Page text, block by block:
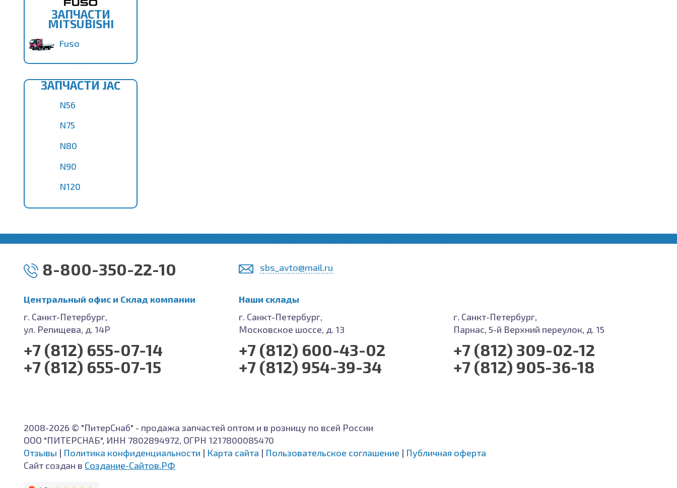
ЗАПЧАСТИ
MITSUBISHI
Fuso
ЗАПЧАСТИ JAC
N56
N75
N80
N90
N120
8-800-350-22-10 sbs_avto@mail.ru
Центральный офис и Cклад компании
г. Санкт-Петербург,
ул. Репищева, д. 14Р
+7 (812) 655-07-14
+7 (812) 655-07-15
Наши склады
г. Санкт-Петербург,
Московское шоссе, д. 13
+7 (812) 600-43-02
+7 (812) 954-39-34
г. Санкт-Петербург,
Парнас, 5-й Верхний переулок, д. 15
+7 (812) 309-02-12
+7 (812) 905-36-18
2008-2026 © "ПитерСнаб" - продажа запчастей оптом и в розницу по всей России
ООО "ПИТЕРСНАБ", ИНН 7802894972, ОГРН 1217800085470
Отзывы | Политика конфиденциальности | Карта сайта | Пользовательское соглашение | Публичная оферта
Сайт создан в Создание-Сайтов.РФ